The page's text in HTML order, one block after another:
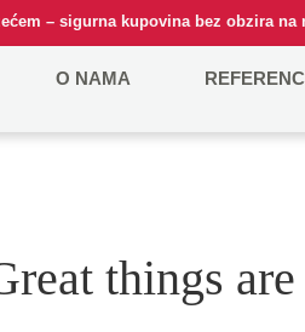
– sigurna kupovina bez obzira na
O NAMA
things